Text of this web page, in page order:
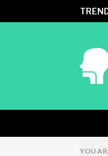
YOU